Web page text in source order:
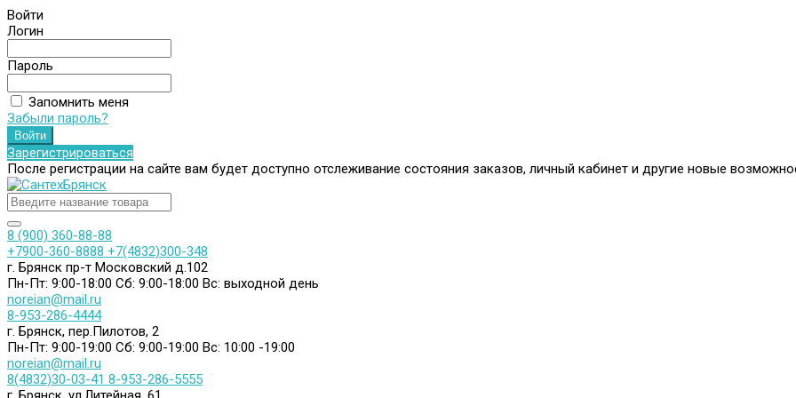
Войти
Логин
Пароль
Запомнить меня
Забыли пароль?
Зарегистрироваться
После регистрации на сайте вам будет доступно отслеживание состояния заказов, личный кабинет и другие новые
8 (900) 360-88-88
+7900-360-8888 +7(4832)300-348
г. Брянск пр-т Московский д.102
Пн-Пт: 9:00-18:00 Сб: 9:00-18:00 Вс: выходной день
noreian@mail.ru
8-953-286-4444
г. Брянск, пер.Пилотов, 2
Пн-Пт: 9:00-19:00 Сб: 9:00-19:00 Вс: 10:00 -19:00
noreian@mail.ru
8(4832)30-03-41 8-953-286-5555